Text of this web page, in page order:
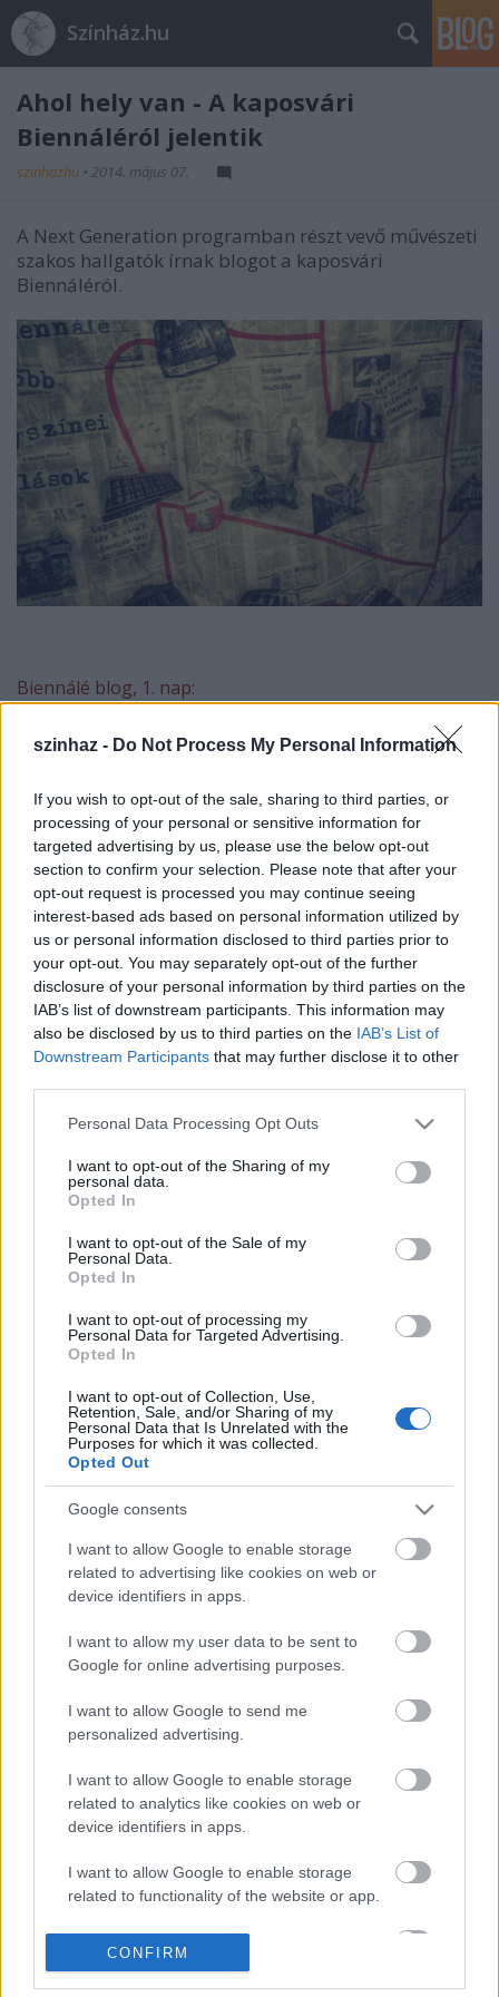
szinhaz - Do Not Process My Personal Information
If you wish to opt-out of the sale, sharing to third parties, or
processing of your personal or sensitive information for
targeted advertising by us, please use the below opt-out
section to confirm your selection. Please note that after your
opt-out request is processed you may continue seeing
interest-based ads based on personal information utilized by
us or personal information disclosed to third parties prior to
your opt-out. You may separately opt-out of the further
disclosure of your personal information by third parties on the
IAB’s list of downstream participants. This information may
also be disclosed by us to third parties on the IAB’s List of
Downstream Participants that may further disclose it to other
Please note that this website/app uses one or more Google
not limited to your visit or usage behaviour. You may click to
grant or deny consent to Google and its third-party tags to
use your data for below specified purposes in below Google
consent section.
Personal Data Processing Opt Outs
I want to opt-out of the Sharing of my
personal data.
Opted In
I want to opt-out of the Sale of my
Personal Data.
Opted In
I want to opt-out of processing my
Personal Data for Targeted Advertising.
Opted In
I want to opt-out of Collection, Use,
Retention, Sale, and/or Sharing of my
Personal Data that Is Unrelated with the
Purposes for which it was collected.
Opted Out
Google consents
I want to allow Google to enable storage
related to advertising like cookies on web or
device identifiers in apps.
I want to allow my user data to be sent to
Google for online advertising purposes.
I want to allow Google to send me
personalized advertising.
I want to allow Google to enable storage
related to analytics like cookies on web or
device identifiers in apps.
I want to allow Google to enable storage
related to functionality of the website or app.
I want to allow Google to enable storage
CONFIRM
Színház.hu
Ahol hely van - A kaposvári
Biennáléról jelentik
szinhazhu • 2014. május 07.
A Next Generation programban részt vevő művészeti
szakos hallgatók írnak blogot a kaposvári
Biennáléról.
Biennálé blog, 1. nap:
Amikor az ember színházi büfében – leánykori
sokára tud csak szabadulni attól a rendkívül
nyomasztó érzéstől, hogy rossz helyen áll. Ül. Van. És
rossz pohárból iszik és rossz italt. Mertvalakinek
helyén és mertvalakineka poharából és mert
valakineka, mondjuk, kávéját. Így van ez mindig,
mindenkor és mindenütt, szabályt erősítő kivétel
nincsen.
Hacsak nem a kaposvári színház büféje – leánykori
nevén: színésztársalgó – az idén májusban, a
most minden újságpapír: hajók, csákók,
lámpaernyők, kisebb és nagyobb ezek és azok
mindenfelé – átalakult, megváltozott, megfrissült,
ami átalakulhatott, megváltozhatott,
megfrissülhetett. A kaposvári színház nem helyet ad
a biennálénak, hanem otthont. Vendégotthon a
kaposvári büfé, a kaposvári színház, a kaposvári Fő
utca: a magyar gyerek- és ifjúsági színházak
vendégotthona. Harmadnapja élvezzük.
Cserébe nézünk és figyelünk, naplót írunk és
szakmailag beszélgetünk, felolvasószínházat
csinálunk és ott vagyunk mindenhol – ahol hely van.
Mi, színművészetisek, Budapestről, Kolozsvárról,
Marosvásárhelyről.A feladatok komolyak. Mi szépek
vagyunk és okosak. Van egy kis humorunk is. A hangulat
A blog itt olvasható.
Ajánlott bejegyzések: